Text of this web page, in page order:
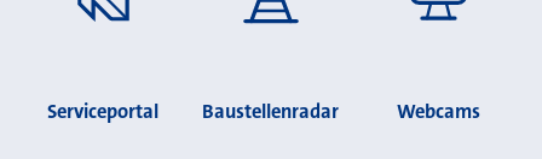
Serviceportal Baustellenradar Webcams